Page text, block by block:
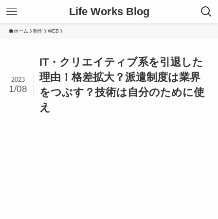
Life Works Blog
ホーム 制作 WEB
IT・クリエイティブ系を引退した
理由！格差拡大？派遣制度は業界
をつぶす？技術は自分のために使
え
2023
1/08